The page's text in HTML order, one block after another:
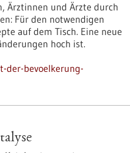
Ärztinnen und Ärzte durch
Für den notwendigen
auf dem Tisch. Eine neue
hoch ist.
bevoelkerung-